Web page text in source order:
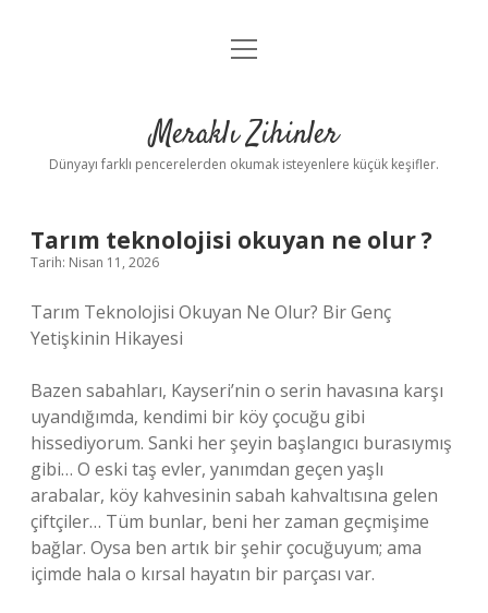
Anasayfa
Yasal Uyarı
menüyü
Meraklı Zihinler
Dünyayı farklı pencerelerden okumak isteyenlere küçük keşifler.
Tarım teknolojisi okuyan ne olur ?
Tarih: Nisan 11, 2026
Tarım Teknolojisi Okuyan Ne Olur? Bir Genç
Yetişkinin Hikayesi
Bazen sabahları, Kayseri’nin o serin havasına karşı
uyandığımda, kendimi bir köy çocuğu gibi
hissediyorum. Sanki her şeyin başlangıcı burasıymış
gibi… O eski taş evler, yanımdan geçen yaşlı
arabalar, köy kahvesinin sabah kahvaltısına gelen
çiftçiler… Tüm bunlar, beni her zaman geçmişime
bağlar. Oysa ben artık bir şehir çocuğuyum; ama
içimde hala o kırsal hayatın bir parçası var.